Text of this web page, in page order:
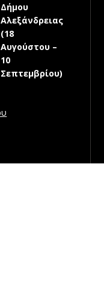
Δήμου
Αλεξάνδρειας
(18
Αυγούστου –
10
Σεπτεμβρίου)